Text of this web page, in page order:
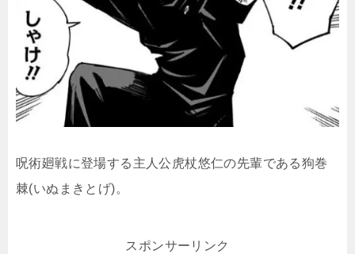
呪術廻戦に登場する主人公虎杖悠仁の先輩である狗巻
棘(いぬまきとげ)。
スポンサーリンク